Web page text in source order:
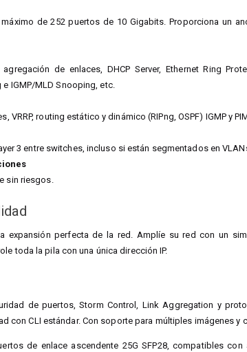
de 252 puertos de 10 Gigabits. Proporciona un
de enlaces, DHCP Server, Ethernet Ring
IGMP/MLD Snooping, etc.
VRRP, routing estático y dinámico (RIPng, OSPF) IGMP y
3 entre switches, incluso si están segmentados en
sin riesgos.
expansión perfecta de la red. Amplíe su red con un
toda la pila con una única dirección IP.
de puertos, Storm Control, Link Aggregation y
con CLI estándar. Con soporte para múltiples
de enlace ascendente 25G SFP28, compatibles